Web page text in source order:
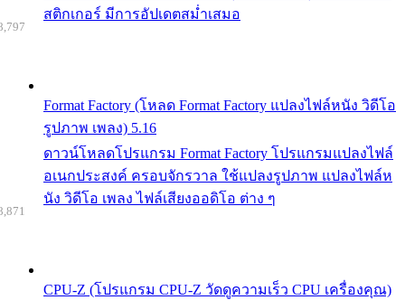
สติกเกอร์ มีการอัปเดตสม่ำเสมอ
Format Factory (โหลด Format Factory แปลงไฟล์หนัง วิดีโอ
รูปภาพ เพลง) 5.16
ดาวน์โหลดโปรแกรม Format Factory โปรแกรมแปลงไฟล์
อเนกประสงค์ ครอบจักรวาล ใช้แปลงรูปภาพ แปลงไฟล์ห
นัง วิดีโอ เพลง ไฟล์เสียงออดิโอ ต่าง ๆ
CPU-Z (โปรแกรม CPU-Z วัดดูความเร็ว CPU เครื่องคุณ)